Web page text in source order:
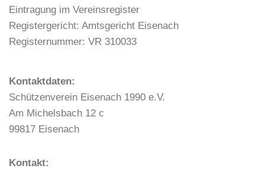
Eintragung im Vereinsregister
Registergericht: Amtsgericht Eisenach
Registernummer: VR 310033
Kontaktdaten:
Schützenverein Eisenach 1990 e.V.
Am Michelsbach 12 c
99817 Eisenach
Kontakt: